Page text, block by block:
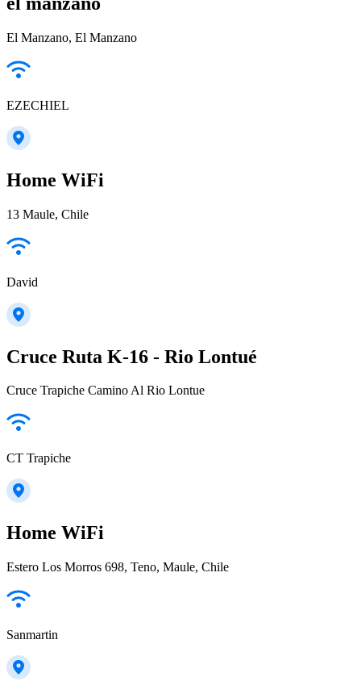
El Manzano, El Manzano
EZECHIEL
Home WiFi
13 Maule, Chile
David
Cruce Ruta K-16 - Rio Lontué
Cruce Trapiche Camino Al Rio Lontue
CT Trapiche
Home WiFi
Estero Los Morros 698, Teno, Maule, Chile
Sanmartin